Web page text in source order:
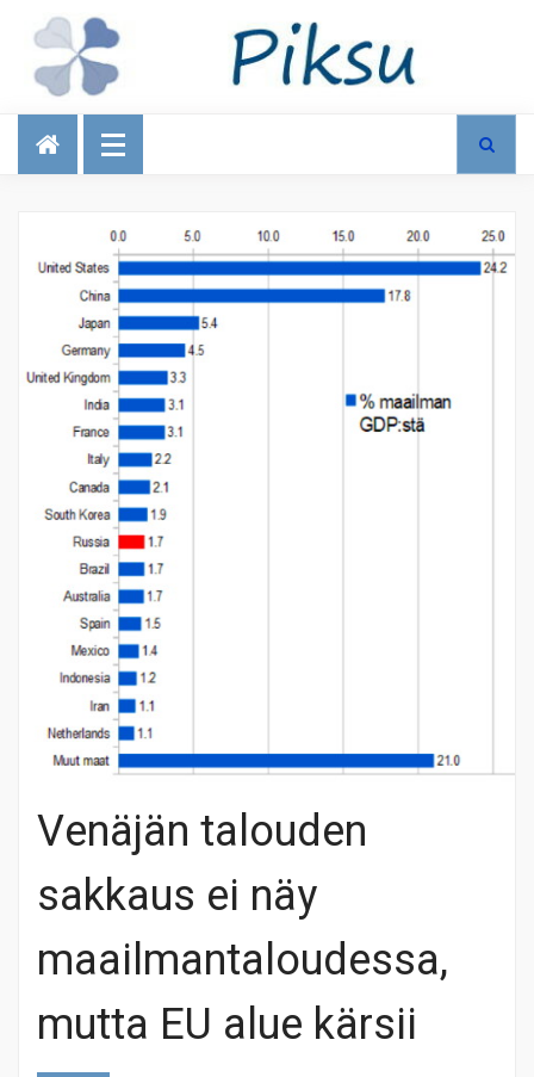
Talous
Venäjän talouden
sakkaus ei näy
maailmantaloudessa,
mutta EU alue kärsii